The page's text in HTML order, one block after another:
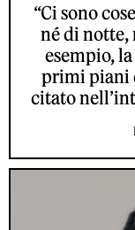
“Ci sono
né di notte,
esempio,
primi piani
citato